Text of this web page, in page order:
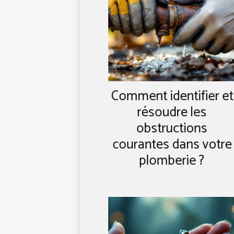
Comment identifier et
résoudre les
obstructions
courantes dans votre
plomberie ?